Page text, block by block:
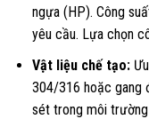
ngựa (HP). Công
yêu cầu. Lựa chọn
Vật liệu chế tạo:
304/316 hoặc gang
sét trong môi